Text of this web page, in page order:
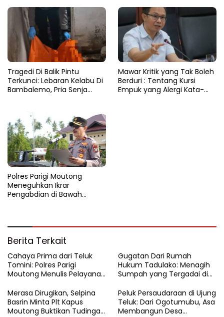
Tragedi Di Balik Pintu
Terkunci: Lebaran Kelabu Di
Bambalemo, Pria Senja
Mawar Kritik yang Tak Boleh
Berduri : Tentang Kursi
Empuk yang Alergi Kata-
Polres Parigi Moutong
Meneguhkan Ikrar
Pengabdian di Bawah
Berita Terkait
Cahaya Prima dari Teluk
Tomini: Polres Parigi
Moutong Menulis Pelayanan
Rupatama Polda
Gugatan Dari Rumah
Hukum Tadulako: Menagih
Sumpah yang Tergadai di
Moutong
Merasa Dirugikan, Selpina
Basrin Minta Plt Kapus
Moutong Buktikan Tudingan
Peluk Persaudaraan di Ujung
Teluk: Dari Ogotumubu, Asa
Membangun Desa